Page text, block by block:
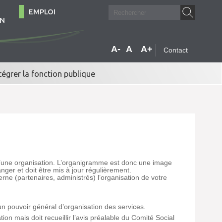
EMPLOI
Contact
A+
A
A-
la fonction publique
organisation. L’organigramme est donc une image
et doit être mis à jour régulièrement.
(partenaires, administrés) l’organisation de votre
pouvoir général d’organisation des services.
mais doit recueillir l’avis préalable du Comité Social